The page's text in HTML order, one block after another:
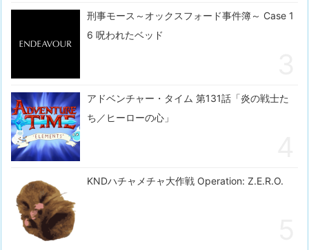
刑事モース～オックスフォード事件簿～ Case 1
6 呪われたベッド
アドベンチャー・タイム 第131話「炎の戦士た
ち／ヒーローの心」
KNDハチャメチャ大作戦 Operation: Z.E.R.O.